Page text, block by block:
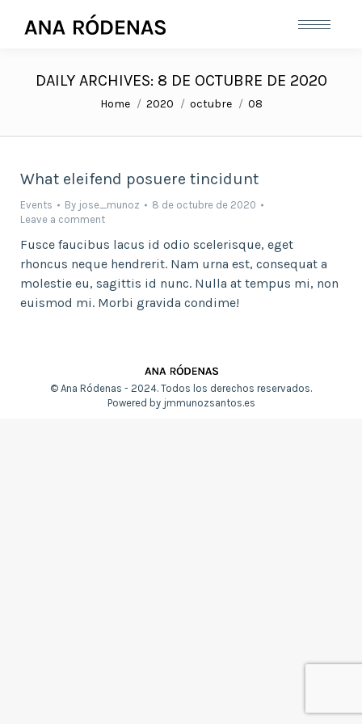
DAILY ARCHIVES: 8 DE OCTUBRE DE 2020
You are here:
Home 2020 octubre 08
What eleifend posuere tincidunt
Events By jose_munoz
8 de octubre de 2020
Leave a comment
Fusce faucibus lacus id odio scelerisque, eget
rhoncus neque hendrerit. Nam urna est, consequat a
molestie eu, sagittis id nunc. Nulla at tempus mi, non
euismod mi. Morbi gravida condime!
© Ana Ródenas - 2024. Todos los derechos reservados.
Powered by jmmunozsantos.es